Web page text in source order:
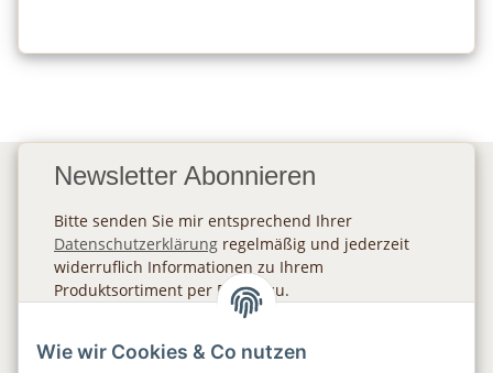
Newsletter Abonnieren
Bitte senden Sie mir entsprechend Ihrer
Datenschutzerklärung regelmäßig und jederzeit
widerruflich Informationen zu Ihrem
Produktsortiment per E-Mail zu.
Wie wir Cookies & Co nutzen